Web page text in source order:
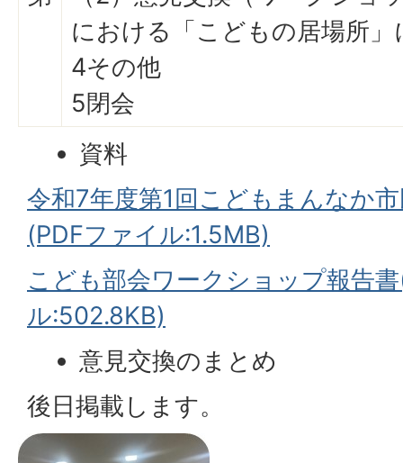
における「こどもの居場所
4その他
5閉会
資料
令和7年度第1回こどもまんなか
(PDFファイル:1.5MB)
こども部会ワークショップ報告
ル:502.8KB)
意見交換のまとめ
後日掲載します。